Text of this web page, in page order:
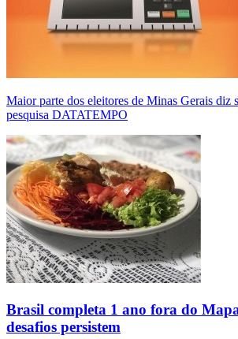
Maior parte dos eleitores de Minas Gerais diz
pesquisa DATATEMPO
Brasil completa 1 ano fora do
desafios persistem